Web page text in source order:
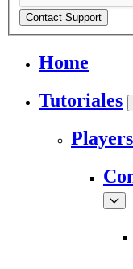
Contact Support
Home
Tutoriales